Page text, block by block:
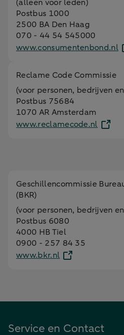
(alleen voor leden)
Postbus 1000
2500 BA Den Haag
070 - 44 54 545000
www.consumentenbond.nl
Reclame Code Commissie
(voor personen, bedrijven
Postbus 75684
1070 AR Amsterdam
www.reclamecode.nl
Geschillencommissie
(BKR)
(voor personen, bedrijven
Postbus 6080
4000 HB Tiel
0900 - 257 84 35
www.bkr.nl
Service en Contact